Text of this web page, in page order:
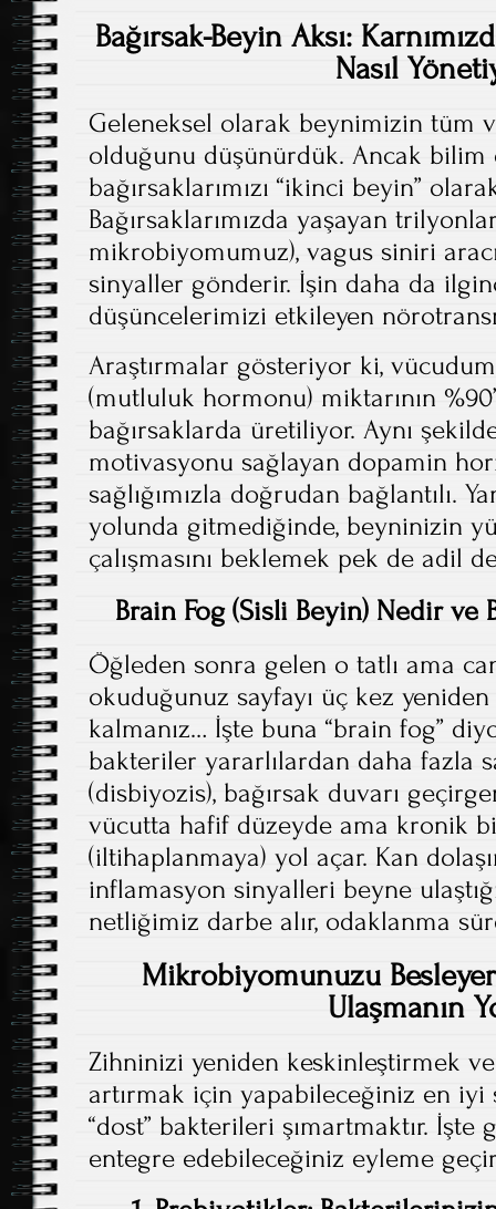
Bağırsak-Beyin Aksı:
Nasıl
Geleneksel olarak beynimizin tüm
olduğunu düşünürdük. Ancak bilim
bağırsaklarımızı “ikinci beyin”
Bağırsaklarımızda yaşayan
mikrobiyomumuz), vagus siniri
sinyaller gönderir. İşin daha da
düşüncelerimizi etkileyen
Araştırmalar gösteriyor ki,
(mutluluk hormonu) miktarının
bağırsaklarda üretiliyor. Aynı
motivasyonu sağlayan dopamin
sağlığımızla doğrudan bağlantılı.
yolunda gitmediğinde, beyninizin
çalışmasını beklemek pek de adil
Brain Fog (Sisli Beyin) Nedir ve
Öğleden sonra gelen o tatlı ama
okuduğunuz sayfayı üç kez
kalmanız… İşte buna “brain fog”
bakteriler yararlılardan daha fazla
(disbiyozis), bağırsak duvarı
vücutta hafif düzeyde ama kronik
(iltihaplanmaya) yol açar. Kan
inflamasyon sinyalleri beyne
netliğimiz darbe alır, odaklanma
Mikrobiyomunuzu
Ulaşmanın
Zihninizi yeniden keskinleştirmek
artırmak için yapabileceğiniz en iyi
“dost” bakterileri şımartmaktır. İşte
entegre edebileceğiniz eyleme